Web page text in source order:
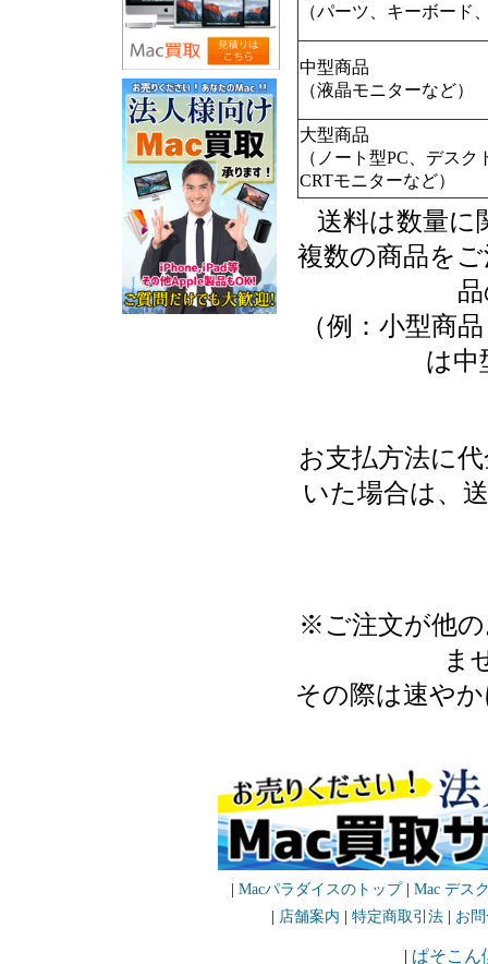
（パーツ、キーボード
中型商品
（液晶モニターなど）
大型商品
（ノート型PC、デスク
CRTモニターなど）
送料は数量に
複数の商品を
（例：小型商
は中
お支払方法に
いた場合は、
※ご注文が他の
ま
その際は速や
| Macパラダイスのトップ| Mac デス
| 店舗案内 | 特定商取引法 | お
| ぱそこん